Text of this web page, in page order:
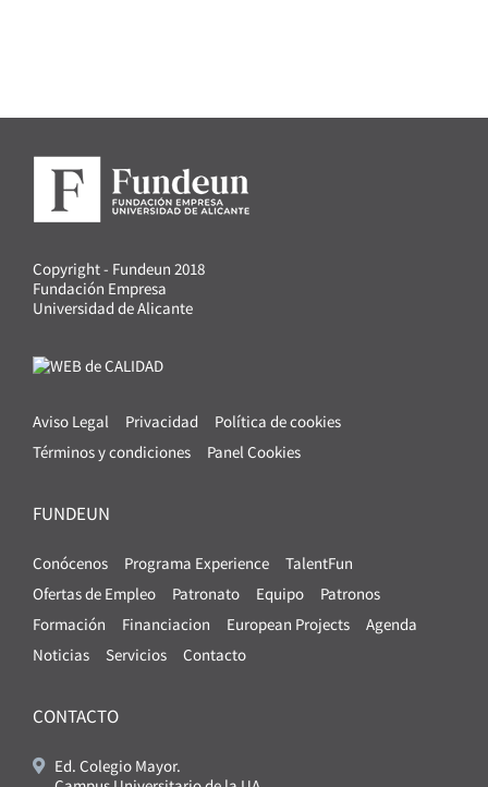
Copyright - Fundeun 2018
Fundación Empresa
Universidad de Alicante
Aviso Legal Privacidad
Política de cookies
Términos y condiciones
Panel Cookies
FUNDEUN
Conócenos Programa Experience
TalentFun
Ofertas de Empleo
Patronato Equipo
Patronos
Formación
Financiacion European Projects
Agenda
Noticias
Servicios Contacto
CONTACTO
Ed. Colegio Mayor.